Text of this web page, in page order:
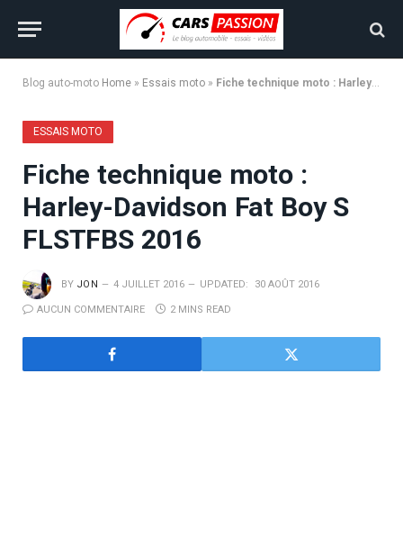
Blog auto-moto Home » Essais moto » Fiche technique moto : Harley-Davidson Fat Boy S FLSTFBS 2016
ESSAIS MOTO
Fiche technique moto :
Harley-Davidson Fat Boy S
FLSTFBS 2016
BY JON 4 JUILLET 2016 UPDATED: 30 AOÛT 2016
AUCUN COMMENTAIRE 2 MINS READ